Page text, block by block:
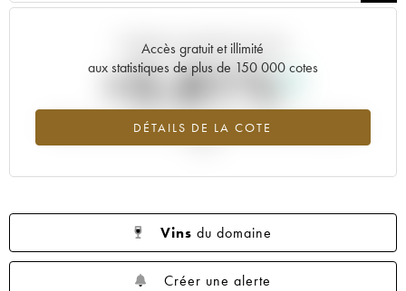
Accès gratuit et illimité
aux statistiques de plus de 150 000 cotes
DÉTAILS DE LA COTE
Tendance actuelle de la cote
+5.81%
Tendance à la hausse du millésime 2010 en 2026 par rapport à
Vins du domaine
Créer une alerte